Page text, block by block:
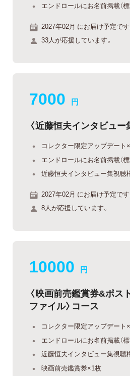
エンドロールにお名前掲載（
2027年02月 にお届け予定です
33人が応援しています。
7000 円
〈近藤恒夫インタビュー
コレクター限定アップデート
エンドロールにお名前掲載（
近藤恒夫インタビュー集視聴
2027年02月 にお届け予定です
8人が応援しています。
10000 円
〈映画前売鑑賞券&ポス
ファイル〉コース
コレクター限定アップデート
エンドロールにお名前掲載（
近藤恒夫インタビュー集視聴
映画前売鑑賞券×1枚